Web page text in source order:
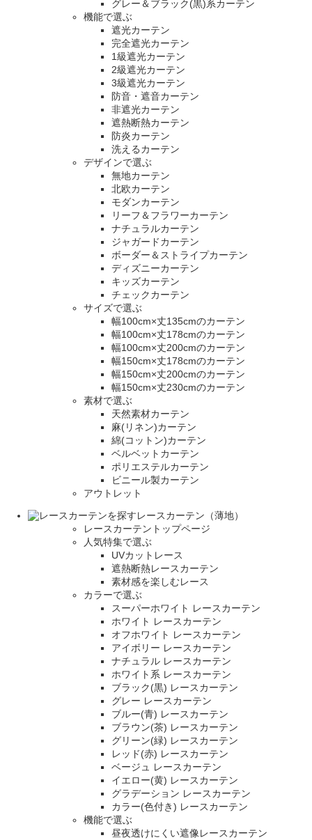
グレー＆ブラック(黒)系カーテン
機能で選ぶ
遮光カーテン
完全遮光カーテン
1級遮光カーテン
2級遮光カーテン
3級遮光カーテン
防音・遮音カーテン
非遮光カーテン
遮熱断熱カーテン
防炎カーテン
洗えるカーテン
デザインで選ぶ
無地カーテン
北欧カーテン
モダンカーテン
リーフ＆フラワーカーテン
ナチュラルカーテン
ジャガードカーテン
ボーダー＆ストライプカーテン
ディズニーカーテン
キッズカーテン
チェックカーテン
サイズで選ぶ
幅100cm×丈135cmのカーテン
幅100cm×丈178cmのカーテン
幅100cm×丈200cmのカーテン
幅150cm×丈178cmのカーテン
幅150cm×丈200cmのカーテン
幅150cm×丈230cmのカーテン
素材で選ぶ
天然素材カーテン
麻(リネン)カーテン
綿(コットン)カーテン
ベルベットカーテン
ポリエステルカーテン
ビニール製カーテン
アウトレット
レースカーテン（薄地）
レースカーテントップページ
人気特集で選ぶ
UVカットレース
遮熱断熱レースカーテン
素材感を楽しむレース
カラーで選ぶ
スーパーホワイト レースカーテン
ホワイト レースカーテン
オフホワイト レースカーテン
アイボリー レースカーテン
ナチュラル レースカーテン
ホワイト系 レースカーテン
ブラック(黒) レースカーテン
グレー レースカーテン
ブルー(青) レースカーテン
ブラウン(茶) レースカーテン
グリーン(緑) レースカーテン
レッド(赤) レースカーテン
ベージュ レースカーテン
イエロー(黄) レースカーテン
グラデーション レースカーテン
カラー(色付き) レースカーテン
機能で選ぶ
昼夜透けにくい遮像レースカーテン